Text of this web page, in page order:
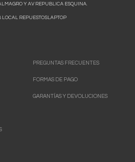
Y AV REPUBLICA ESQUINA.
REPUESTOSLAPTOP
PREGUNTAS FRECUENTES
FORMAS DE PAGO
GARANTÍAS Y DEVOLUCIONES